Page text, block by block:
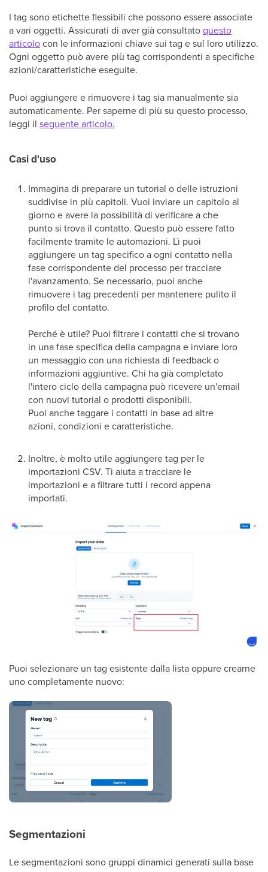
I tag sono etichette flessibili che possono essere associate
a vari oggetti. Assicurati di aver già consultatoquesto
articolocon le informazioni chiave sui tag e sul loro utilizzo.
Ogni oggetto può avere più tag corrispondenti a specifiche
azioni/caratteristiche eseguite.
Puoi aggiungere e rimuovere i tag sia manualmente sia
automaticamente. Per saperne di più su questo processo,
leggi il seguente articolo.
Casi d'uso
Immagina di preparare un tutorial o delle istruzioni
suddivise in più capitoli. Vuoi inviare un capitolo al
giorno e avere la possibilità di verificare a che
punto si trova il contatto. Questo può essere fatto
facilmente tramite le automazioni. Lì puoi
aggiungere un tag specifico a ogni contatto nella
fase corrispondente del processo per tracciare
l'avanzamento. Se necessario, puoi anche
rimuovere i tag precedenti per mantenere pulito il
profilo del contatto.
Perché è utile? Puoi filtrare i contatti che si trovano
in una fase specifica della campagna e inviare loro
un messaggio con una richiesta di feedback o
informazioni aggiuntive. Chi ha già completato
l'intero ciclo della campagna può ricevere un'email
con nuovi tutorial o prodotti disponibili.
Puoi anche taggare i contatti in base ad altre
azioni, condizioni e caratteristiche.
Inoltre, è molto utile aggiungere tag per le
importazioni CSV. Ti aiuta a tracciare le
importazioni e a filtrare tutti i record appena
importati.
Puoi selezionare un tag esistente dalla lista oppure crearne
uno completamente nuovo:
Segmentazioni
Le segmentazioni sono gruppi dinamici generati sulla base